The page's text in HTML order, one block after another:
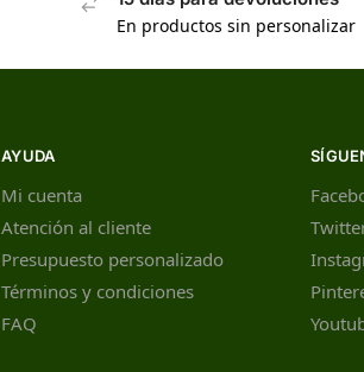
En productos sin personalizar
AYUDA
Mi cuenta
Atención al cliente
Presupuesto personalizado
Términos y condiciones
FAQ